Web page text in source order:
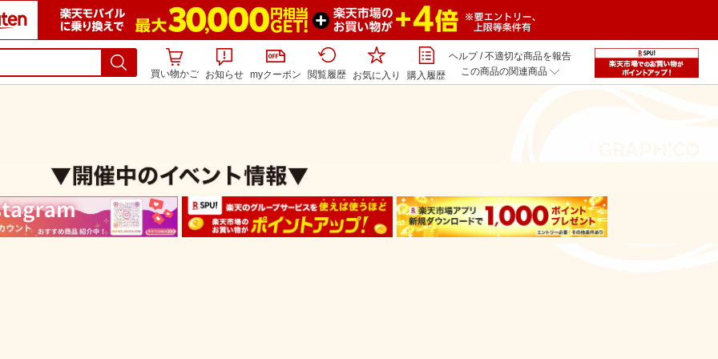
買い物かご お知らせ myクーポン 閲覧履歴 お気に入り 購入履歴
ヘルプ/不適切な商品を報告
この商品の関連商品